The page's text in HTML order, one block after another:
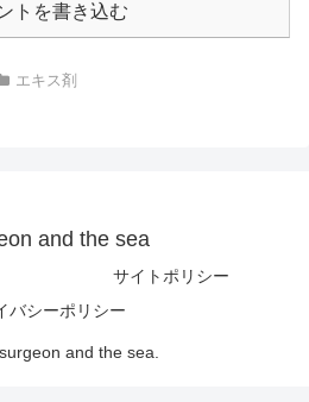
トを書き込む
エキス剤
and the sea
サイトポリシー
バシーポリシー
and the sea.